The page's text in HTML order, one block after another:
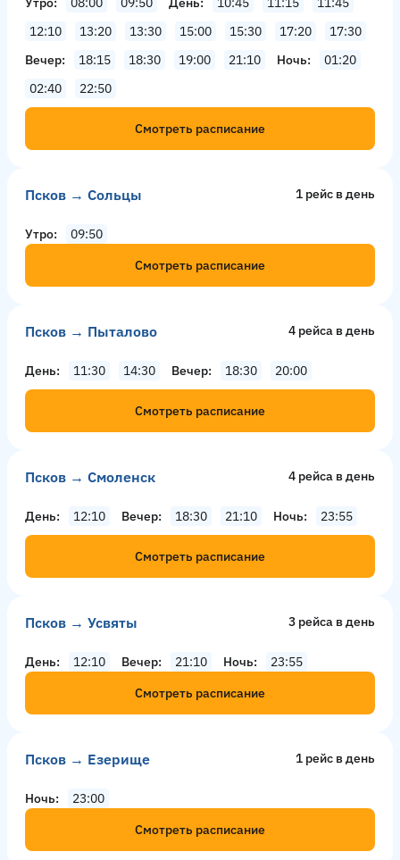
12:10
13:20 13:30 15:00 15:30 17:20
17:30
Вечер
18:15 18:30 19:00 21:10 Ночь
01:20
02:40
22:50
Смотреть расписание
Псков → Сольцы 1 рейс в день
Утро
09:50
Смотреть расписание
Псков → Пыталово 4 рейсa в день
День 11:30 14:30 Вечер 18:30 20:00
Смотреть расписание
Псков → Смоленск 4 рейсa в день
День 12:10 Вечер 18:30 21:10 Ночь 23:55
Смотреть расписание
Псков → Усвяты 3 рейсa в день
День 12:10 Вечер 21:10 Ночь
23:55
Смотреть расписание
Псков → Езерище 1 рейс в день
Ночь
23:00
Смотреть расписание